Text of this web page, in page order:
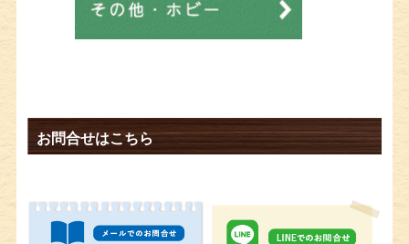
お問合せはこちら